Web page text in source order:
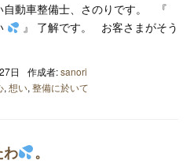
自動車整備士、さのりです。 『
』 了解です。 お客さまがそう
日 作成者:sanori
, 想い, 整備に於いて
わ 。